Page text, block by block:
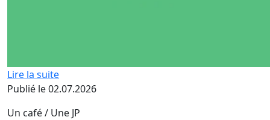
Lire la suite
Publié le 02.07.2026
Un café / Une JP